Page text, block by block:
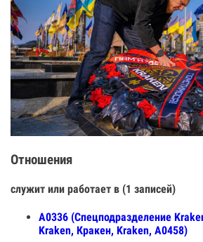
Отношения
служит или работает в (1 записей)
А0336 (Спецподразделение
Kraken, Кракен, Kraken, А0458)